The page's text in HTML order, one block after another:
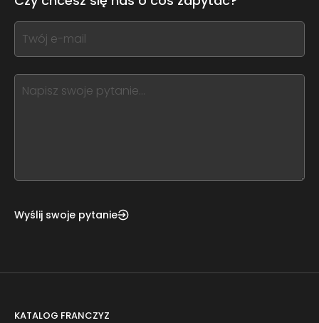
this
form
field
blank
If
you
this,
leave
Wyślij swoje pytanie
KATALOG FRANCZYZ